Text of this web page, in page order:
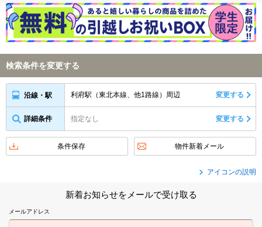
検索条件を変更する
沿線・駅 利府駅（東北本線、他1路線）周辺 変更する
詳細条件 指定なし 変更する
条件保存 物件新着メール
アイコンの説明
新着お知らせをメールで受け取る
メールアドレス